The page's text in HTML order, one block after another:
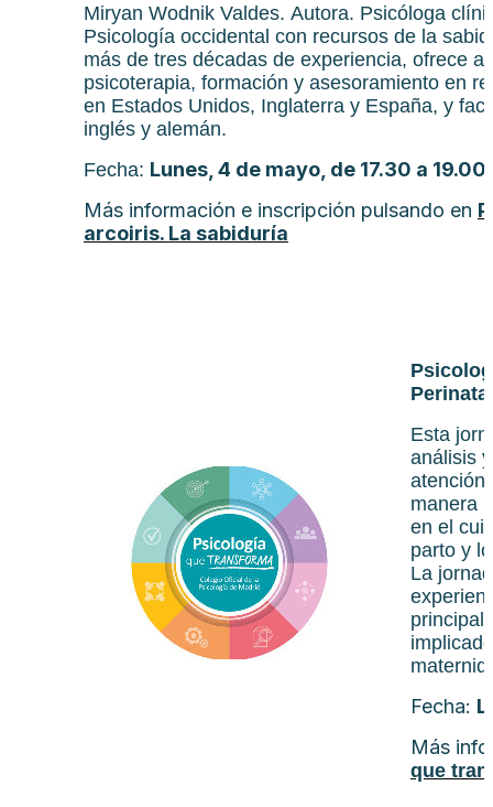
Miryan Wodnik Valdes. Autora. Psicóloga
Psicología occidental con recursos de la
más de tres décadas de experiencia, ofrece
psicoterapia, formación y asesoramiento en
en Estados Unidos, Inglaterra y España, y
inglés y alemán.
Fecha: Lunes, 4 de mayo, de 17.30 a
Más información e inscripción pulsando en
arcoiris. La sabiduría
Perinatal
Esta
análisis
atención
manera
en el
parto y
La
Fecha:
Más
que